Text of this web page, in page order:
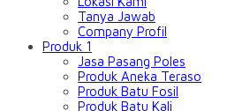
Tanya Jawab
Company Profil
Produk 1
Jasa Pasang Poles
Produk Aneka Teraso
Produk Batu Fosil
Produk Batu Kali